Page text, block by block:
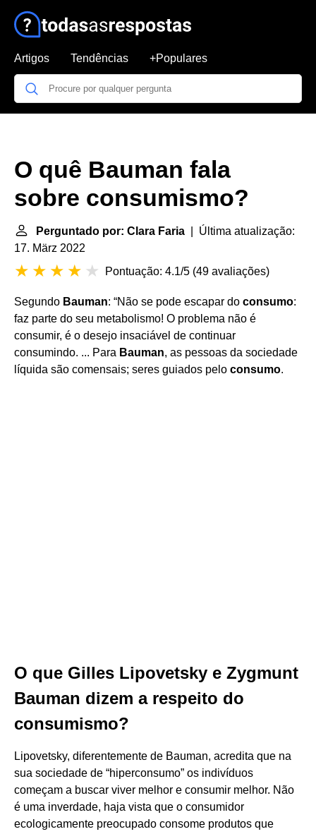
Artigos Tendências +Populares
O quê Bauman fala
sobre consumismo?
Perguntado por: Clara Faria | Última atualização:
17. März 2022
Pontuação: 4.1/5 (49 avaliações)
Segundo Bauman: “Não se pode escapar do consumo:
faz parte do seu metabolismo! O problema não é
consumir, é o desejo insaciável de continuar
consumindo. ... Para Bauman, as pessoas da sociedade
líquida são comensais; seres guiados pelo consumo.
O que Gilles Lipovetsky e Zygmunt
Bauman dizem a respeito do
consumismo?
Lipovetsky, diferentemente de Bauman, acredita que na
sua sociedade de “hiperconsumo” os indivíduos
começam a buscar viver melhor e consumir melhor. Não
é uma inverdade, haja vista que o consumidor
ecologicamente preocupado consome produtos que